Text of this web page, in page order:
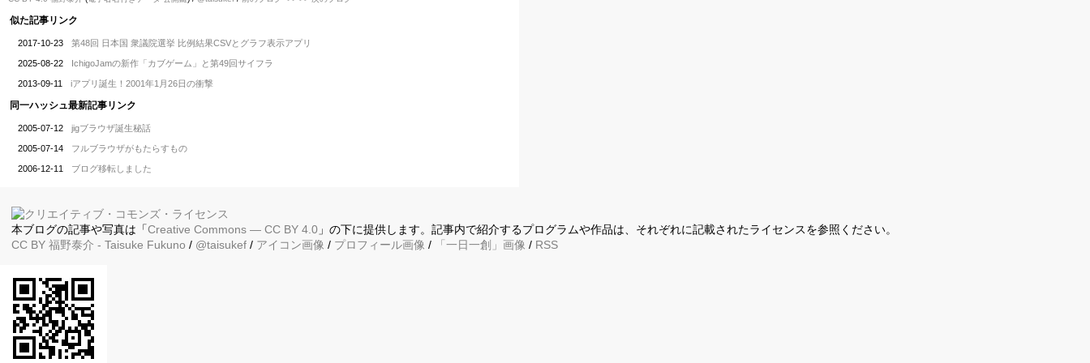
似た記事リンク
2017-10-23 第48回 日本国 衆議院選挙 比例結果CSVとグラフ表示アプリ
2025-08-22 IchigoJamの新作「カブゲーム」と第49回サイフラ
2013-09-11 iアプリ誕生！2001年1月26日の衝撃
同一ハッシュ最新記事リンク
2005-07-12 jigブラウザ誕生秘話
2005-07-14 フルブラウザがもたらすもの
2006-12-11 ブログ移転しました
本ブログの記事や写真は「Creative Commons — CC BY 4.0 」の下に提供します。記事内で紹介するプログラムや作品は、それぞれに記載されたライセンスを参照ください。
CC BY 福野泰介 - Taisuke Fukuno / @taisukef / アイコン画像 / プロフィール画像 / 「一日一創」画像 / RSS